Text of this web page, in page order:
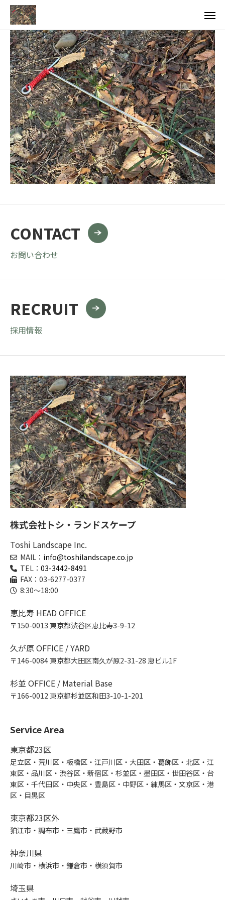
CONTACT
お問い合わせ
RECRUIT
採用情報
株式会社トシ・ランドスケープ
Toshi Landscape Inc.
MAIL： info@toshilandscape.co.jp
TEL： 03-3442-8491
FAX：03-6277-0377
8:30～18:00
恵比寿 HEAD OFFICE
〒150-0013 東京都渋谷区恵比寿3-9-12
久が原 OFFICE / YARD
〒146-0084 東京都大田区南久が原2-31-28 恵ビル1F
杉並 OFFICE / Material Base
〒166-0012 東京都杉並区和田3-10-1-201
Service Area
東京都23区
足立区・荒川区・板橋区・江戸川区・大田区・葛飾区・北区・江
東区・品川区・渋谷区・新宿区・杉並区・墨田区・世田谷区・台
東区・千代田区・中央区・豊島区・中野区・練馬区・文京区・港
区・目黒区
東京都23区外
狛江市・調布市・三鷹市・武蔵野市
神奈川県
川崎市・横浜市・鎌倉市・横須賀市
埼玉県